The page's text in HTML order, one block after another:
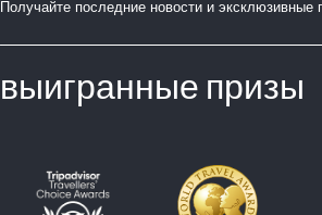
Получайте последние новости и эксклюзивные
выигранные призы